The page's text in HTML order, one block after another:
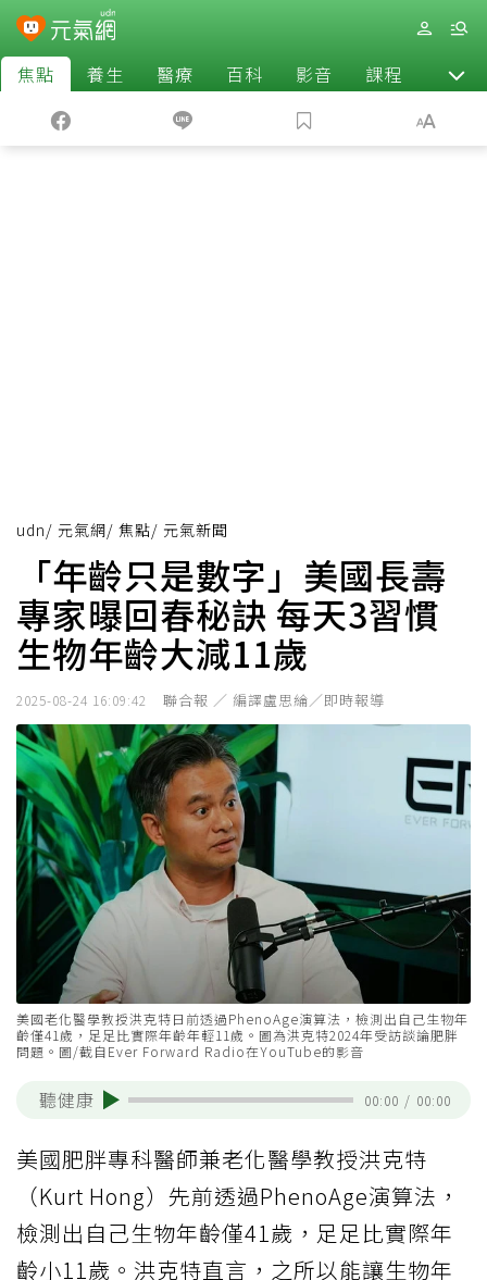
焦點 養生 醫療 百科 影音 課程 退休
udn/ 元氣網/ 焦點/ 元氣新聞
「年齡只是數字」美國長壽
專家曝回春秘訣 每天3習慣
生物年齡大減11歲
2025-08-24 16:09:42 聯合報 ／ 編譯盧思綸／即時報導
美國老化醫學教授洪克特日前透過PhenoAge演算法，檢測出自己生物年
齡僅41歲，足足比實際年齡年輕11歲。圖為洪克特2024年受訪談論肥胖
問題。圖/截自Ever Forward Radio在YouTube的影音
聽健康 00:00 / 00:00
美國肥胖專科醫師兼老化醫學教授洪克特
（Kurt Hong）先前透過PhenoAge演算法，
檢測出自己生物年齡僅41歲，足足比實際年
齡小11歲。洪克特直言，之所以能讓生物年